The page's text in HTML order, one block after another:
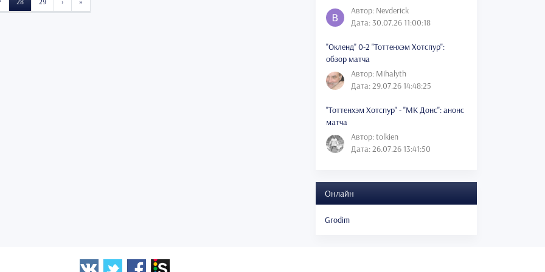
Автор: Nevderick
Дата: 30.07.26 11:00:18
"Окленд" 0-2 "Тоттенхэм Хотспур":
обзор матча
Автор: Mihalyth
Дата: 29.07.26 14:48:25
"Тоттенхэм Хотспур" - "МК Донс": анонс
матча
Автор: tolkien
Дата: 26.07.26 13:41:50
Онлайн
Grodim